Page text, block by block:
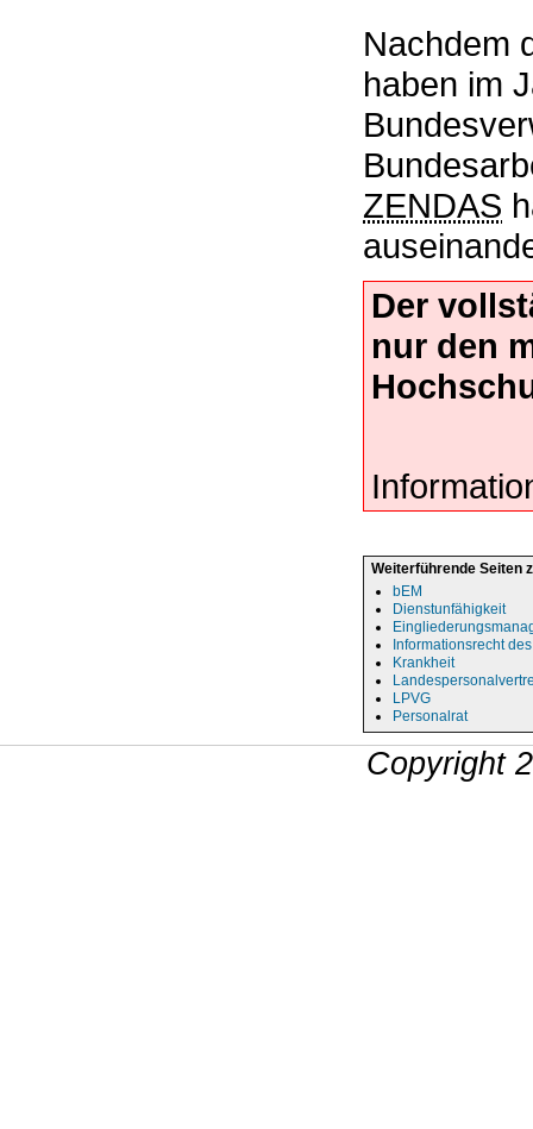
Nachdem
haben im
ZENDAS
Der
nur den
Weiterführende Seiten
bEM
Dienstunfähigkeit
Informationsrecht
Krankheit
LPVG
Personalrat
Copyright